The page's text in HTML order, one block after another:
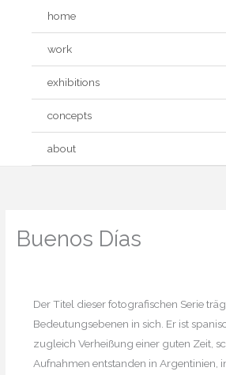
home
work
exhibitions
concepts
about
Buenos Días
Der Titel dieser fotografischen Serie
Bedeutungsebenen in sich. Er ist
zugleich Verheißung einer guten Zeit,
Aufnahmen entstanden in Argentinien,